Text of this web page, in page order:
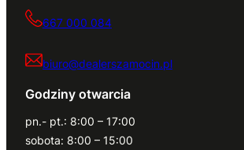
667 000 084
biuro@dealerszamocin.pl
Godziny otwarcia
pn.- pt.: 8:00 – 17:00
sobota: 8:00 – 15:00